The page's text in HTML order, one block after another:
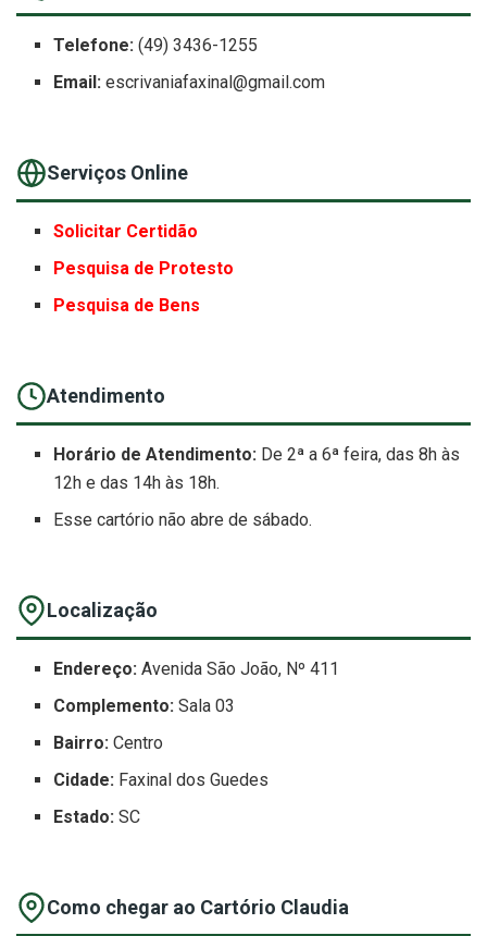
Telefone: (49) 3436-1255
Email: escrivaniafaxinal@gmail.com
Serviços Online
Solicitar Certidão
Pesquisa de Protesto
Pesquisa de Bens
Atendimento
Horário de Atendimento: De 2ª a 6ª feira, das 8h às
12h e das 14h às 18h.
Esse cartório não abre de sábado.
Localização
Endereço: Avenida São João, Nº 411
Complemento: Sala 03
Bairro: Centro
Cidade: Faxinal dos Guedes
Estado: SC
Como chegar ao Cartório Claudia